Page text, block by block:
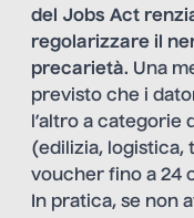
del Jobs Act
regolarizzare il
precarietà. Una
previsto che i
l’altro a
(edilizia, logistica,
voucher fino a 24
In pratica, se non